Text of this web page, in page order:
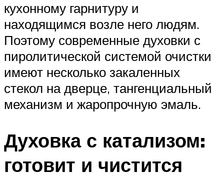
кухонному гарнитуру и
находящимся возле него людям.
Поэтому современные духовки с
пиролитической системой очистки
имеют несколько закаленных
стекол на дверце, тангенциальный
механизм и жаропрочную эмаль.
Духовка с катализом:
готовит и чистится